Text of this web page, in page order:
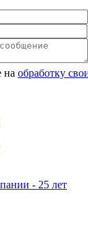
на обработку
- 25 лет